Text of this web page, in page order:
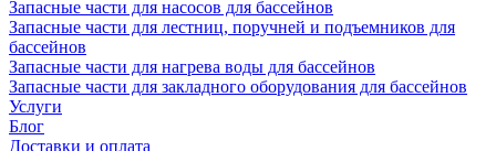
Запасные части для насосов для бассейнов
Запасные части для лестниц, поручней и подъемников для
бассейнов
Запасные части для нагрева воды для бассейнов
Запасные части для закладного оборудования для бассейнов
Услуги
Блог
Доставки и оплата